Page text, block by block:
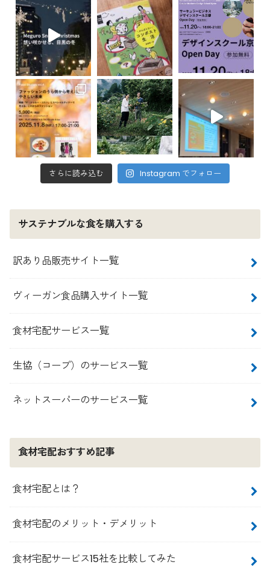
さらに読み込む Instagram でフォロー
サステナブルな食を購入する
訳あり品販売サイト一覧
ヴィーガン食品購入サイト一覧
食材宅配サービス一覧
生協（コープ）のサービス一覧
ネットスーパーのサービス一覧
食材宅配おすすめ記事
食材宅配とは？
食材宅配のメリット・デメリット
食材宅配サービス15社を比較してみた